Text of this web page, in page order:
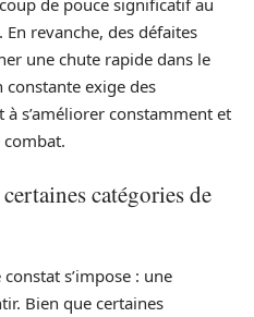
de pouce significatif au
revanche, des défaites
une chute rapide dans le
constante exige des
s’améliorer constamment et
catégories de
s’impose : une
Bien que certaines